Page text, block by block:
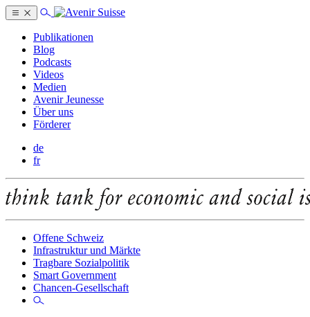
Publikationen
Blog
Podcasts
Videos
Medien
Avenir Jeunesse
Über uns
Förderer
de
fr
Offene Schweiz
Infrastruktur und Märkte
Tragbare Sozialpolitik
Smart Government
Chancen-Gesellschaft